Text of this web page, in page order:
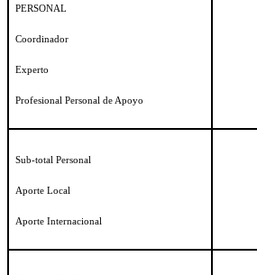
PERSONAL
Coordinador
Experto
Profesional Personal de Apoyo
Sub-total Personal
Aporte Local
Aporte Internacional